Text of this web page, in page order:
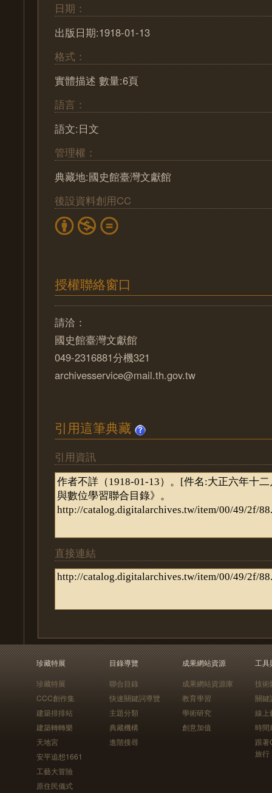
日期：
出版日期:1918-01-13
格式：
實體描述 數量:6頁
語言：
語文:日文
管理權：
典藏地:國史館臺灣文獻館
後設資料創用CC
授權聯絡窗口
請洽：
國史館臺灣文獻館
049-2316881分機321
archivesservice@mail.th.gov.tw
引用這筆典藏
引用資訊
直接連結
珍藏特展
珍藏特展
CCC創作集
建築排排站
建築轉轉樂
天地宮
安平追想1661
工藝大冒險
原住民儀式
目錄導覽
聯合目錄
快速關鍵詞導覽
主題分類
典藏機構
進階搜尋
成果網站資源
成果網站資源庫
教育學習
學術研究
創意加值
工具
技術
關鍵
線上
時間
跟
旅行